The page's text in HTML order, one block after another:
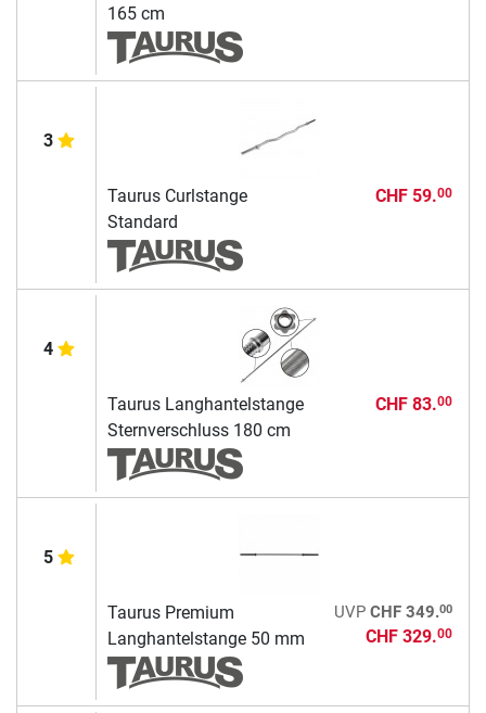
165 cm
3
Taurus Curlstange
Standard
CHF 59.00
4
Taurus Langhantelstange
Sternverschluss 180 cm
CHF 83.00
5
Taurus Premium
Langhantelstange 50 mm
UVP CHF 349.00
CHF 329.00